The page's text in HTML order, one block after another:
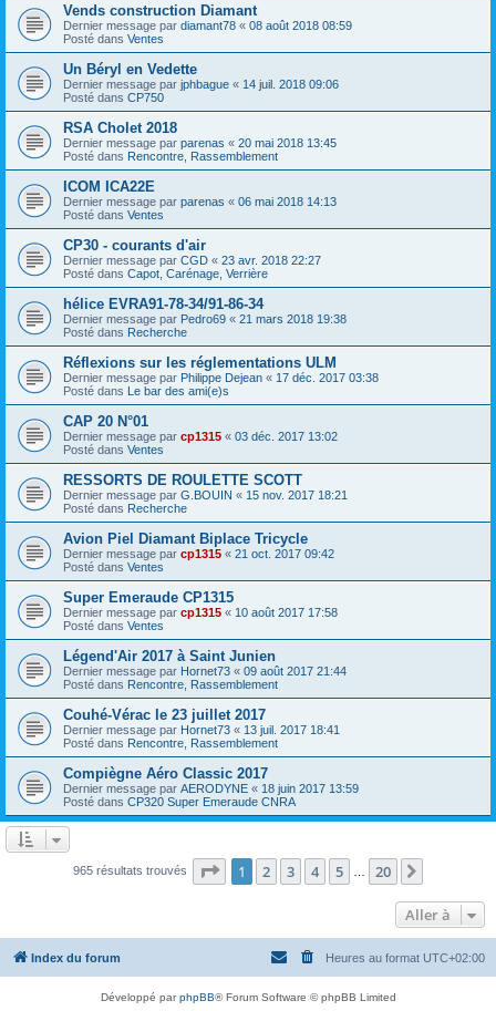
Vends construction Diamant
Dernier message par diamant78 « 08 août 2018 08:59
Posté dans Ventes
Un Béryl en Vedette
Dernier message par jphbague « 14 juil. 2018 09:06
Posté dans CP750
RSA Cholet 2018
Dernier message par parenas « 20 mai 2018 13:45
Posté dans Rencontre, Rassemblement
ICOM ICA22E
Dernier message par parenas « 06 mai 2018 14:13
Posté dans Ventes
CP30 - courants d'air
Dernier message par CGD « 23 avr. 2018 22:27
Posté dans Capot, Carénage, Verrière
hélice EVRA91-78-34/91-86-34
Dernier message par Pedro69 « 21 mars 2018 19:38
Posté dans Recherche
Réflexions sur les réglementations ULM
Dernier message par Philippe Dejean « 17 déc. 2017 03:38
Posté dans Le bar des ami(e)s
CAP 20 N°01
Dernier message par cp1315 « 03 déc. 2017 13:02
Posté dans Ventes
RESSORTS DE ROULETTE SCOTT
Dernier message par G.BOUIN « 15 nov. 2017 18:21
Posté dans Recherche
Avion Piel Diamant Biplace Tricycle
Dernier message par cp1315 « 21 oct. 2017 09:42
Posté dans Ventes
Super Emeraude CP1315
Dernier message par cp1315 « 10 août 2017 17:58
Posté dans Ventes
Légend'Air 2017 à Saint Junien
Dernier message par Hornet73 « 09 août 2017 21:44
Posté dans Rencontre, Rassemblement
Couhé-Vérac le 23 juillet 2017
Dernier message par Hornet73 « 13 juil. 2017 18:41
Posté dans Rencontre, Rassemblement
Compiègne Aéro Classic 2017
Dernier message par AERODYNE « 18 juin 2017 13:59
Posté dans CP320 Super Emeraude CNRA
965 résultats trouvés Page 1sur20
1 2 3 4 5 20
Aller à
Index du forum Heures au format UTC+02:00
Développé parphpBB® Forum Software © phpBB Limited